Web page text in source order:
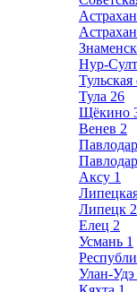
Знаменск
Нур-
Тульская
Тула 26
Щёкино
Венев 2
Павлодар
Аксу 1
Липецк
Елец 2
Усмань 1
Улан-Удэ